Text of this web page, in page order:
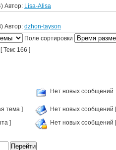
Автор: Lisa-Alisa
Автор: dzhon-tayson
Поле сортировки
[ Тем: 166 ]
Нет новых сообщений
тема ]
Нет новых сообщений
]
Нет новых сообщений